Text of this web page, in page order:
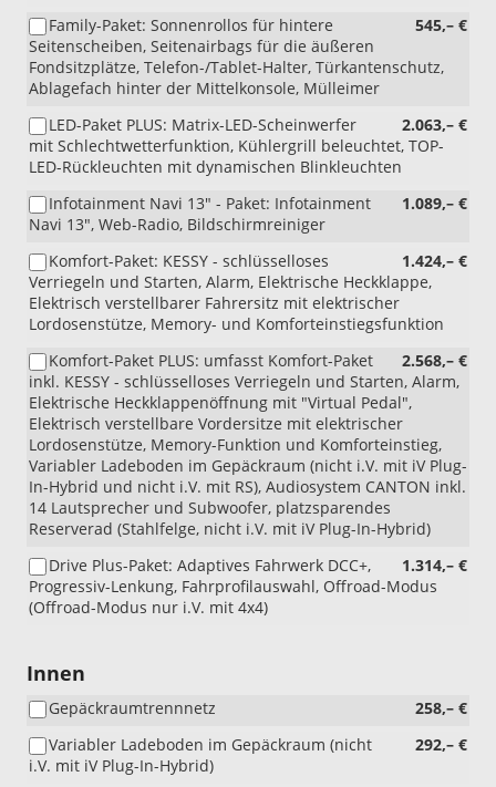
545,– €
Family-Paket: Sonnenrollos für hintere
Seitenscheiben, Seitenairbags für die äußeren
Fondsitzplätze, Telefon-/Tablet-Halter, Türkantenschutz,
Ablagefach hinter der Mittelkonsole, Mülleimer
2.063,– €
LED-Paket PLUS: Matrix-LED-Scheinwerfer
mit Schlechtwetterfunktion, Kühlergrill beleuchtet, TOP-
LED-Rückleuchten mit dynamischen Blinkleuchten
1.089,– €
Infotainment Navi 13" - Paket: Infotainment
Navi 13", Web-Radio, Bildschirmreiniger
1.424,– €
Komfort-Paket: KESSY - schlüsselloses
Verriegeln und Starten, Alarm, Elektrische Heckklappe,
Elektrisch verstellbarer Fahrersitz mit elektrischer
Lordosenstütze, Memory- und Komforteinstiegsfunktion
2.568,– €
Komfort-Paket PLUS: umfasst Komfort-Paket
inkl. KESSY - schlüsselloses Verriegeln und Starten, Alarm,
Elektrische Heckklappenöffnung mit "Virtual Pedal",
Elektrisch verstellbare Vordersitze mit elektrischer
Lordosenstütze, Memory-Funktion und Komforteinstieg,
Variabler Ladeboden im Gepäckraum (nicht i.V. mit iV Plug-
In-Hybrid und nicht i.V. mit RS), Audiosystem CANTON inkl.
14 Lautsprecher und Subwoofer, platzsparendes
Reserverad (Stahlfelge, nicht i.V. mit iV Plug-In-Hybrid)
1.314,– €
Drive Plus-Paket: Adaptives Fahrwerk DCC+,
Progressiv-Lenkung, Fahrprofilauswahl, Offroad-Modus
(Offroad-Modus nur i.V. mit 4x4)
Innen
258,– €
Gepäckraumtrennnetz
292,– €
Variabler Ladeboden im Gepäckraum (nicht
i.V. mit iV Plug-In-Hybrid)